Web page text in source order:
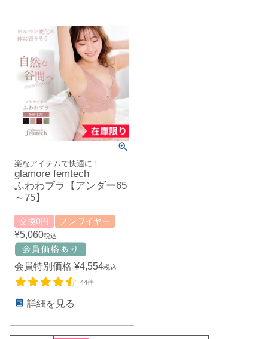
楽なアイテムで快適に！
glamore femtech
ふわわブラ【アンダー65
～75】
交換0円 ノンワイヤー
¥5,060税込
会員特別価格 ¥4,554税込
44件
詳細を見る